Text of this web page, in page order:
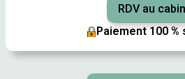
RDV au
Paiement 100 %